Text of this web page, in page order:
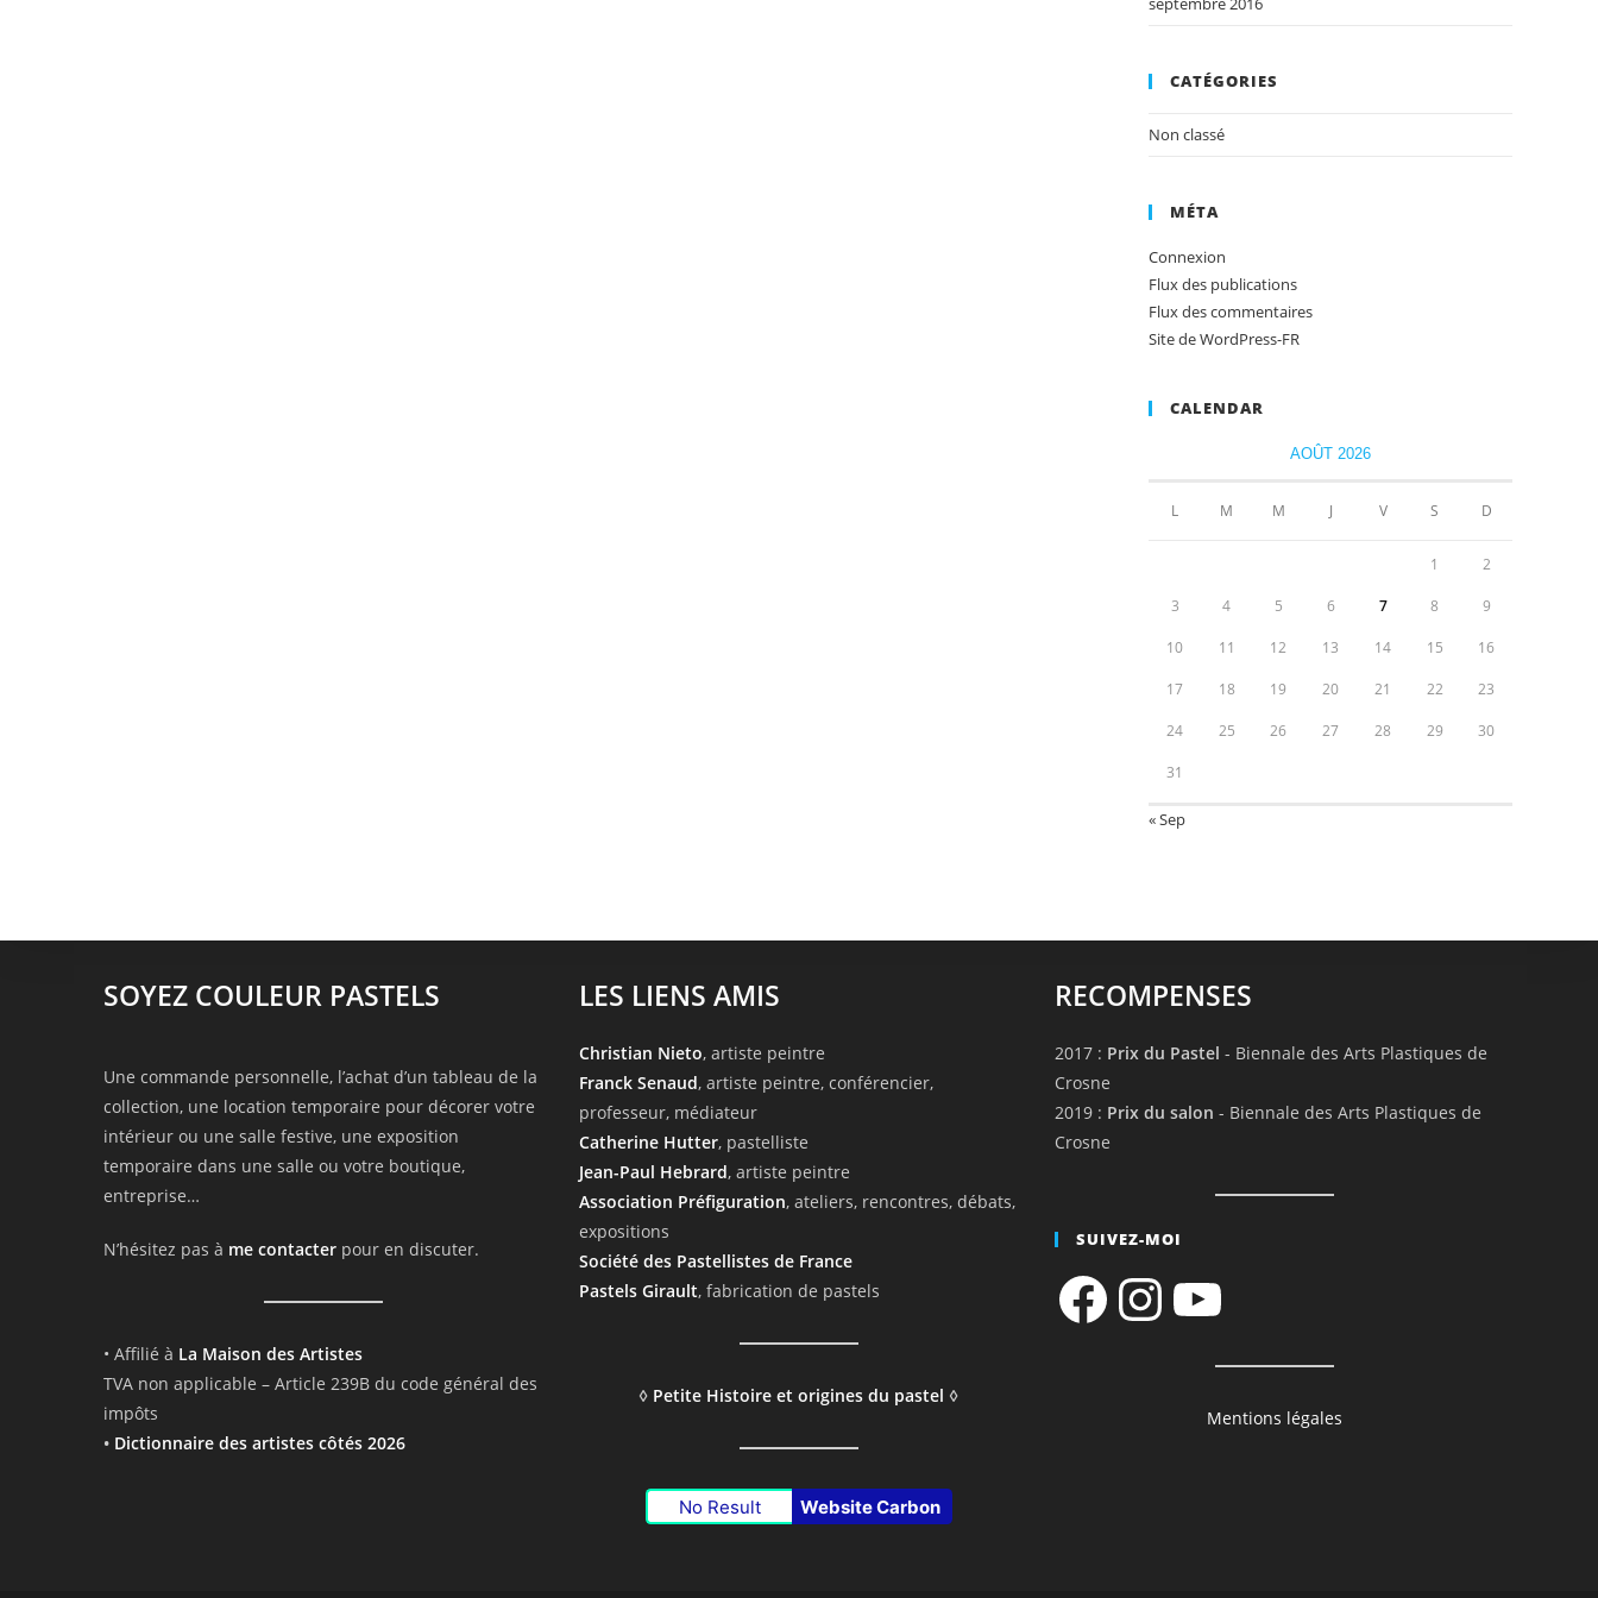
CATÉGORIES
Non classé
MÉTA
Connexion
Flux des publications
Flux des commentaires
Site de WordPress-FR
CALENDAR
AOÛT 2026
L M M J V S D
1 2
3 4 5 6 7 8 9
10 11 12 13 14 15 16
17 18 19 20 21 22 23
24 25 26 27 28 29 30
31
« Sep
SOYEZ COULEUR PASTELS
Une commande personnelle, l’achat d’un tableau de la
collection, une location temporaire pour décorer votre
intérieur ou une salle festive, une exposition
temporaire dans une salle ou votre boutique,
entreprise…
N’hésitez pas à me contacter pour en discuter.
• Affilié à La Maison des Artistes
TVA non applicable – Article 239B du code général des
impôts
• Dictionnaire des artistes côtés 2026
LES LIENS AMIS
Christian Nieto, artiste peintre
Franck Senaud, artiste peintre, conférencier,
professeur, médiateur
Catherine Hutter, pastelliste
Jean-Paul Hebrard, artiste peintre
Association Préfiguration, ateliers, rencontres, débats,
expositions
Société des Pastellistes de France
Pastels Girault, fabrication de pastels
◊ Petite Histoire et origines du pastel ◊
No Result Website Carbon
RECOMPENSES
2017 : Prix du Pastel - Biennale des Arts Plastiques de
Crosne
2019 : Prix du salon - Biennale des Arts Plastiques de
Crosne
SUIVEZ-MOI
FacebookInstagramYouTube
Mentions légales